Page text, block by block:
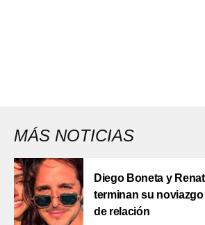
MÁS NOTICIAS
Diego Boneta y
terminan su
de relación